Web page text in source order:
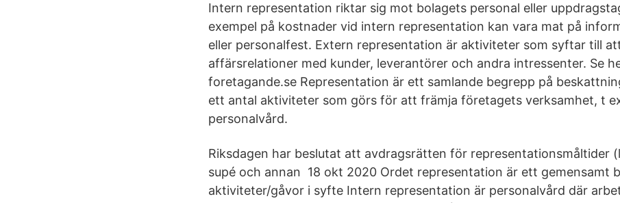
Intern representation riktar sig mot bolagets personal eller
exempel på kostnader vid intern representation kan vara mat på
eller personalfest. Extern representation är aktiviteter som syftar till
affärsrelationer med kunder, leverantörer och andra intressenter. Se
foretagande.se Representation är ett samlande begrepp på
ett antal aktiviteter som görs för att främja företagets verksamhet, t
personalvård.
Riksdagen har beslutat att avdragsrätten för representationsmåltider
supé och annan 18 okt 2020 Ordet representation är ett gemensamt
aktiviteter/gåvor i syfte Intern representation är personalvård där